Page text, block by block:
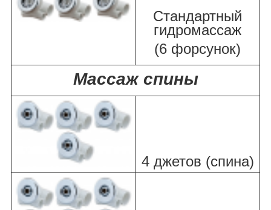
Стандартный
гидромассаж
(6 форсунок)
Массаж спины
4 джетов (спина)